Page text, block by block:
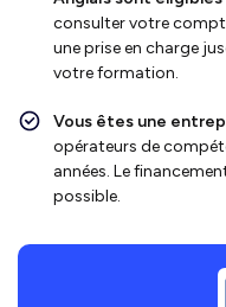
consulter votre
une prise en charge
votre formation.
Vous êtes une
opérateurs de
années. Le
possible.